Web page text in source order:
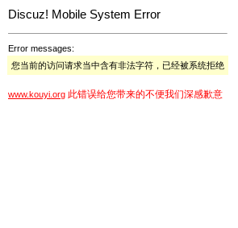
Discuz! Mobile System Error
Error messages:
您当前的访问请求当中含有非法字符，已经被系统拒绝
www.kouyi.org 此错误给您带来的不便我们深感歉意